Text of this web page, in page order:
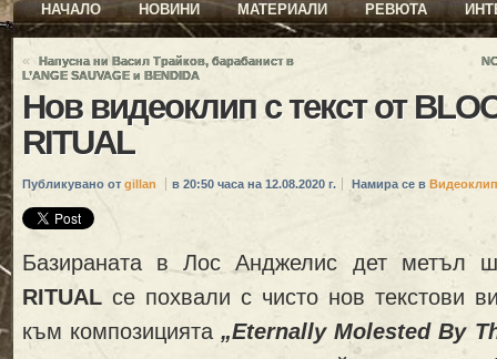
НАЧАЛО НОВИНИ МАТЕРИАЛИ РЕВЮТА
«
Напусна ни Васил Трайков, барабанист в
L’ANGE SAUVAGE и BENDIDA
Нов видеоклип с текст от
RITUAL
Публикувано от gillan в 20:50 часа на 12.08.2020 г. Намира се в
Базираната в Лос Анджелис дет метъл
RITUAL се похвали с чисто нов текстови
към композицията„Eternally Molested By